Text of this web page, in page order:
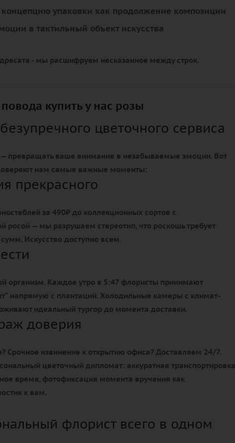
концепцию упаковки как продолжение композиции
в тактильный объект искусства
- мы расшифруем несказанное между строк.
купить у нас розы
цветочного сервиса
превращать ваше внимание в незабываемые эмоции. Вот
нам самые важные моменты:
прекрасного
за 490₽ до коллекционных сортов с
росой — мы разрушаем стереотип, что роскошь требует
Искусство доступно всем.
организм. Каждое утро в 5:47 флористы принимают
напрямую с плантаций. Холодильные камеры с климат-
идеальный тургор до момента доставки.
доверия
Срочное извинение к открытию офиса? Доставляем 24/7.
цветочный дипломат: аккуратная транспортировка
время, фотофиксация момента вручения как
к вам.
флорист всего в одном